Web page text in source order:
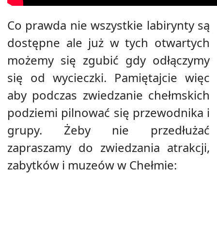
Co prawda nie wszystkie labirynty są
dostępne ale już w tych otwartych
możemy się zgubić gdy odłączymy
się od wycieczki. Pamiętajcie więc
aby podczas zwiedzanie chełmskich
podziemi pilnować się przewodnika i
grupy. Żeby nie przedłużać
zapraszamy do zwiedzania atrakcji,
zabytków i muzeów w Chełmie: